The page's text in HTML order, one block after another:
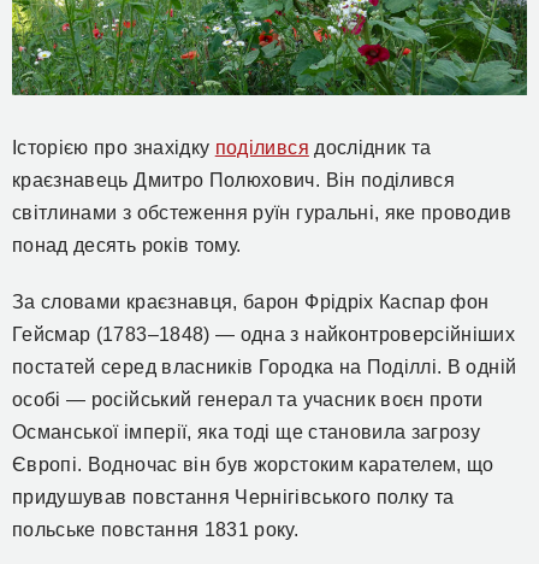
Історією про знахідку поділився дослідник та
краєзнавець Дмитро Полюхович. Він поділився
світлинами з обстеження руїн гуральні, яке проводив
понад десять років тому.
За словами краєзнавця, барон Фрідріх Каспар фон
Гейсмар (1783–1848) — одна з найконтроверсійніших
постатей серед власників Городка на Поділлі. В одній
особі — російський генерал та учасник воєн проти
Османської імперії, яка тоді ще становила загрозу
Європі. Водночас він був жорстоким карателем, що
придушував повстання Чернігівського полку та
польське повстання 1831 року.